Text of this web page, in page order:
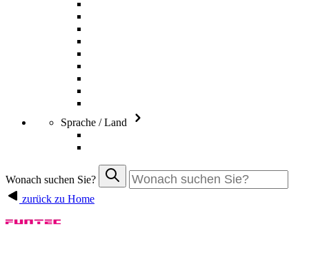
Sprache / Land
Wonach suchen Sie?
zurück zu Home